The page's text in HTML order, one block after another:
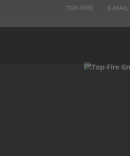
TOP-FIRE E-MAIL: